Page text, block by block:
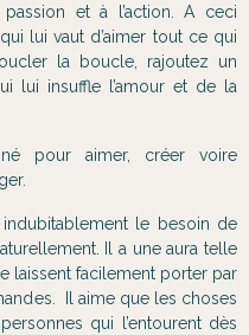
et à l’action. A ceci
lui vaut d’aimer tout ce qui
la boucle, rajoutez un
lui insuffle l’amour et de la
pour aimer, créer voire
indubitablement le besoin de
Il a une aura telle
laissent facilement porter par
Il aime que les choses
qui l’entourent dès